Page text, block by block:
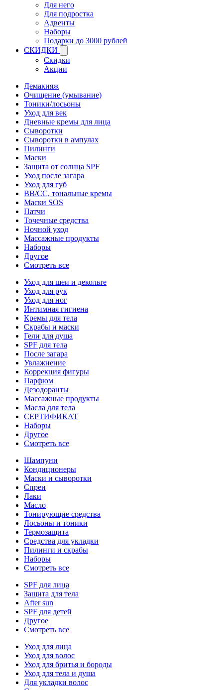
Для него
Для подростка
Адвенты
Наборы
Подарки до 3000 рублей
СКИДКИ
Скидки
Акции
Демакияж
Очищение (умывание)
Тоники/лосьоны
Уход для век
Дневные кремы для лица
Сыворотки
Сыворотки в ампулах
Пилинги
Маски
Защита от солнца SPF
Уход после загара
Уход для губ
BB/CC, тональные кремы
Маски SOS
Патчи
Точечные средства
Ночной уход
Массажные продукты
Наборы
Другое
Смотреть все
Уход для шеи и декольте
Уход для рук
Уход для ног
Интимная гигиена
Кремы для тела
Скрабы и маски
Гели для душа
SPF для тела
После загара
Увлажнение
Коррекция фигуры
Парфюм
Дезодоранты
Массажные продукты
Масла для тела
СЕРТИФИКАТ
Наборы
Другое
Смотреть все
Шампуни
Кондиционеры
Маски и сыворотки
Спреи
Лаки
Масло
Тонирующие средства
Лосьоны и тоники
Термозащита
Средства для укладки
Пилинги и скрабы
Наборы
Смотреть все
SPF для лица
Защита для тела
After sun
SPF для детей
Другое
Смотреть все
Уход для лица
Уход для волос
Уход для бритья и бороды
Уход для тела и душа
Для укладки волос